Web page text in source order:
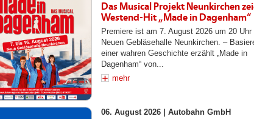
Das Musical Projekt Neunkirchen
Westend-Hit „Made in Dagenham“
Premiere ist am 7. August 2026 um 20 Uhr
Neuen Gebläsehalle Neunkirchen. –
einer wahren Geschichte erzählt „Made in
Dagenham“ von...
mehr
06. August 2026 | Autobahn GmbH